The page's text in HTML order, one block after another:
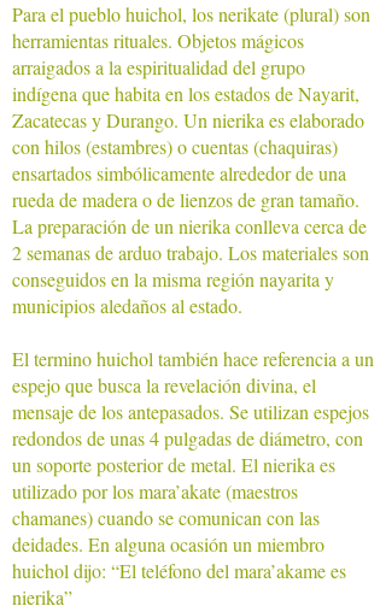
Para el pueblo huichol, los nerikate (plural) son
herramientas rituales. Objetos mágicos
arraigados a la espiritualidad del grupo
indígena que habita en los estados de Nayarit,
Zacatecas y Durango. Un nierika es elaborado
con hilos (estambres) o cuentas (chaquiras)
ensartados simbólicamente alrededor de una
rueda de madera o de lienzos de gran tamaño.
La preparación de un nierika conlleva cerca de
2 semanas de arduo trabajo. Los materiales son
conseguidos en la misma región nayarita y
municipios aledaños al estado.
El termino huichol también hace referencia a un
espejo que busca la revelación divina, el
mensaje de los antepasados. Se utilizan espejos
redondos de unas 4 pulgadas de diámetro, con
un soporte posterior de metal. El nierika es
utilizado por los mara’akate (maestros
chamanes) cuando se comunican con las
deidades. En alguna ocasión un miembro
huichol dijo: “El teléfono del mara’akame es
nierika”